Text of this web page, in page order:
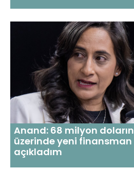
Anand: 68 milyon doların
üzerinde yeni finansman
açıkladım